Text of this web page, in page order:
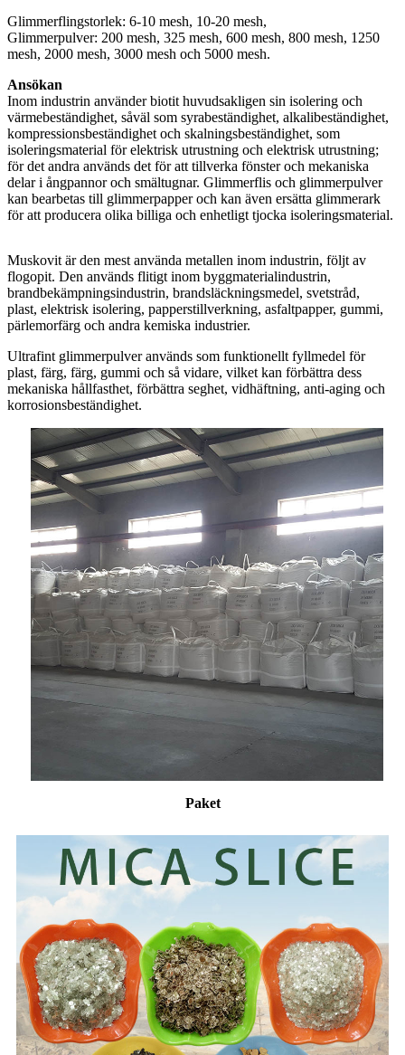
Glimmerflingstorlek: 6-10 mesh, 10-20 mesh,
Glimmerpulver: 200 mesh, 325 mesh, 600 mesh, 800 mesh, 1250
mesh, 2000 mesh, 3000 mesh och 5000 mesh.
Ansökan
Inom industrin använder biotit huvudsakligen sin isolering och
värmebeständighet, såväl som syrabeständighet, alkalibeständighet,
kompressionsbeständighet och skalningsbeständighet, som
isoleringsmaterial för elektrisk utrustning och elektrisk utrustning;
för det andra används det för att tillverka fönster och mekaniska
delar i ångpannor och smältugnar. Glimmerflis och glimmerpulver
kan bearbetas till glimmerpapper och kan även ersätta glimmerark
för att producera olika billiga och enhetligt tjocka isoleringsmaterial.
Muskovit är den mest använda metallen inom industrin, följt av
flogopit. Den används flitigt inom byggmaterialindustrin,
brandbekämpningsindustrin, brandsläckningsmedel, svetstråd,
plast, elektrisk isolering, papperstillverkning, asfaltpapper, gummi,
pärlemorfärg och andra kemiska industrier.
Ultrafint glimmerpulver används som funktionellt fyllmedel för
plast, färg, färg, gummi och så vidare, vilket kan förbättra dess
mekaniska hållfasthet, förbättra seghet, vidhäftning, anti-aging och
korrosionsbeständighet.
Paket